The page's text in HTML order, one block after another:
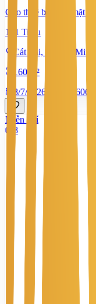
Cho thuê biệt thự mặt
131 Triệu
Cát Lái, Hồ Chí Minh
160 m²
8/7/2026
1.606
Miễn phí
8